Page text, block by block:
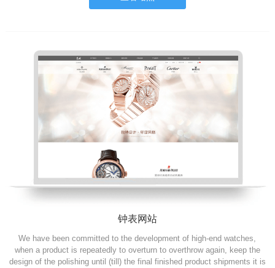
钟表网站
We have been committed to the development of high-end watches,
when a product is repeatedly to overturn to overthrow again, keep the
design of the polishing until (till) the final finished product shipments it is